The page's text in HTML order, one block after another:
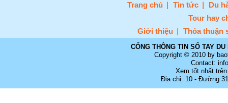
Trang chủ Tin tức
Du
Tour hay
Giới thiệu
Thỏa thuận
CỔNG THÔNG TIN SỔ TAY
Copyright © 2010 by
Contact:
Xem tốt nhất
Địa chỉ: 10 - Đường